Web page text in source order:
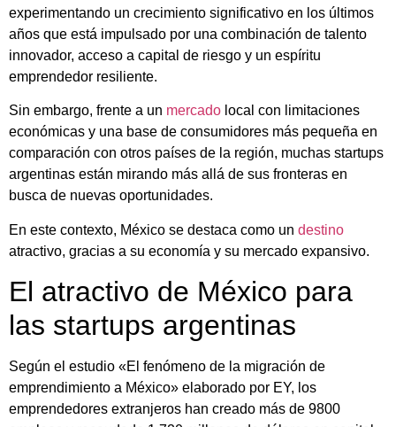
experimentando un crecimiento significativo en los últimos
años que está impulsado por una combinación de talento
innovador, acceso a capital de riesgo y un espíritu
emprendedor resiliente.
Sin embargo, frente a un mercado local con limitaciones
económicas y una base de consumidores más pequeña en
comparación con otros países de la región, muchas startups
argentinas están mirando más allá de sus fronteras en
busca de nuevas oportunidades.
En este contexto, México se destaca como un destino
atractivo, gracias a su economía y su mercado expansivo.
El atractivo de México para
las startups argentinas
Según el estudio «El fenómeno de la migración de
emprendimiento a México» elaborado por EY, los
emprendedores extranjeros han creado más de 9800